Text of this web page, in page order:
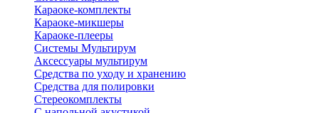
Караоке-комплекты
Караоке-микшеры
Караоке-плееры
Системы Мультирум
Аксессуары мультирум
Средства по уходу и хранению
Средства для полировки
Стереокомплекты